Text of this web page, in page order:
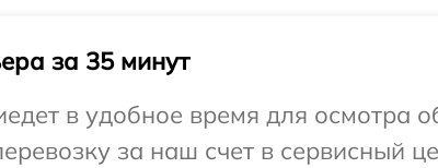
за 35 минут
в удобное время для осмотра
за наш счет в сервисный